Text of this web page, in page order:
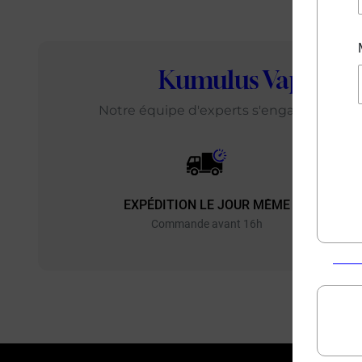
Kumulus Vape
Notre équipe d'experts s'engage
EXPÉDITION LE JOUR MÊME
Commande avant 16h